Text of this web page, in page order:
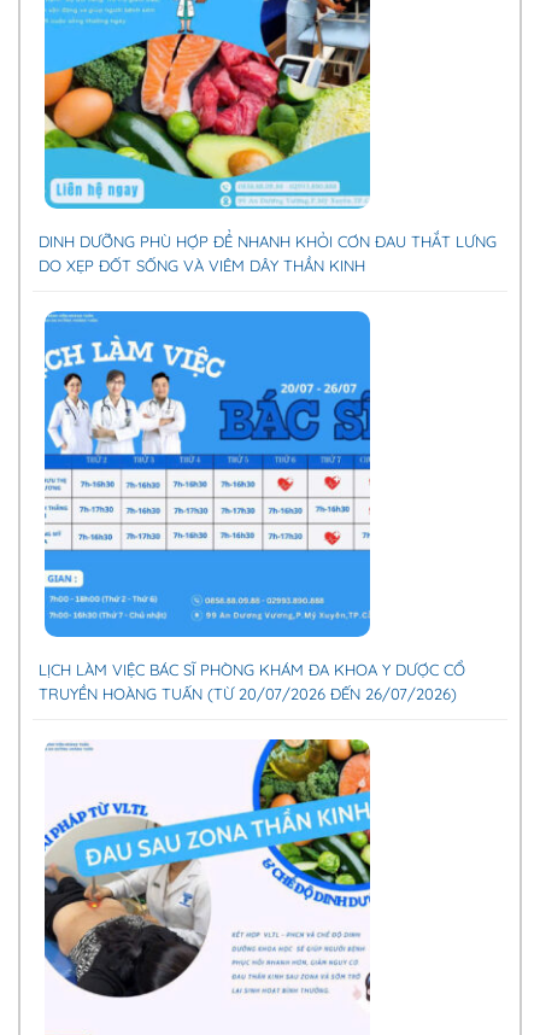
DINH DƯỠNG PHÙ HỢP ĐỂ NHANH KHỎI CƠN ĐAU THẮT LƯNG
DO XẸP ĐỐT SỐNG VÀ VIÊM DÂY THẦN KINH
LỊCH LÀM VIỆC BÁC SĨ PHÒNG KHÁM ĐA KHOA Y DƯỢC CỔ
TRUYỀN HOÀNG TUẤN (TỪ 20/07/2026 ĐẾN 26/07/2026)